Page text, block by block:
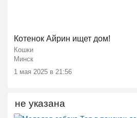
Котенок Айрин ищет дом!
Кошки
Минск
1 мая 2025 в 21:56
не указана